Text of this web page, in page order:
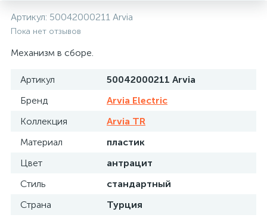
Артикул: 50042000211 Arvia
Пока нет отзывов
Механизм в сборе.
Артикул
50042000211 Arvia
Бренд
Arvia Electric
Коллекция
Arvia TR
Материал
пластик
Цвет
антрацит
Стиль
стандартный
Страна
Турция